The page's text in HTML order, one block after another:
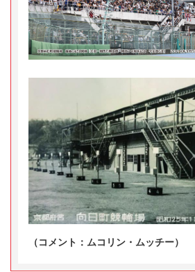
（コメント：ムコリン・ムッチー）